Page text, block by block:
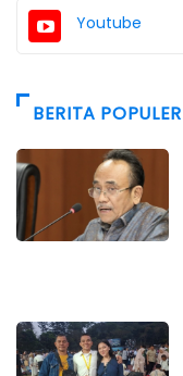
Youtube
BERITA POPULER